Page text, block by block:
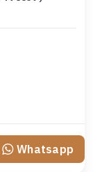
Whatsapp